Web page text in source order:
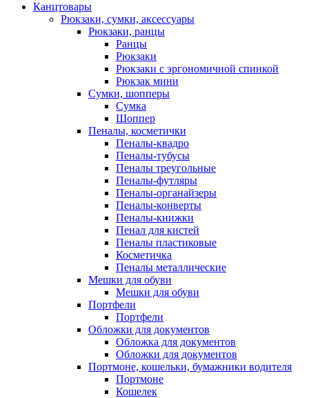
Канцтовары
Рюкзаки, сумки, аксессуары
Рюкзаки, ранцы
Ранцы
Рюкзаки
Рюкзаки с эргономичной спинкой
Рюкзак мини
Сумки, шопперы
Сумка
Шоппер
Пеналы, косметички
Пеналы-квадро
Пеналы-тубусы
Пеналы треугольные
Пеналы-футляры
Пеналы-органайзеры
Пеналы-конверты
Пеналы-книжки
Пенал для кистей
Пеналы пластиковые
Косметичка
Пеналы металлические
Мешки для обуви
Мешки для обуви
Портфели
Портфели
Обложки для документов
Обложка для документов
Обложки для документов
Портмоне, кошельки, бумажники водителя
Портмоне
Кошелек